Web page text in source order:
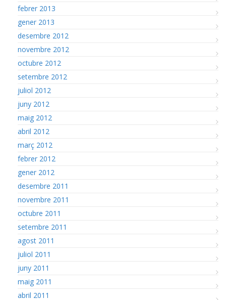
febrer 2013
gener 2013
desembre 2012
novembre 2012
octubre 2012
setembre 2012
juliol 2012
juny 2012
maig 2012
abril 2012
març 2012
febrer 2012
gener 2012
desembre 2011
novembre 2011
octubre 2011
setembre 2011
agost 2011
juliol 2011
juny 2011
maig 2011
abril 2011